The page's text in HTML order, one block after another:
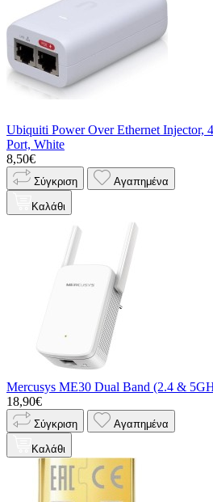
Ubiquiti Power Over Ethernet Injector,
Port, White
8,50€
Σύγκριση Αγαπημένα
Καλάθι
Mercusys ME30 Dual Band (2.4 &
18,90€
Σύγκριση Αγαπημένα
Καλάθι